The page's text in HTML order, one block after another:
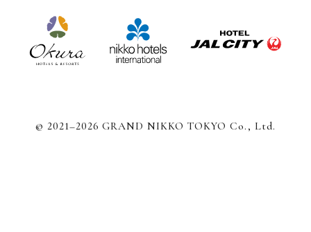
© 2021–2026 GRAND NIKKO TOKYO Co., Ltd.